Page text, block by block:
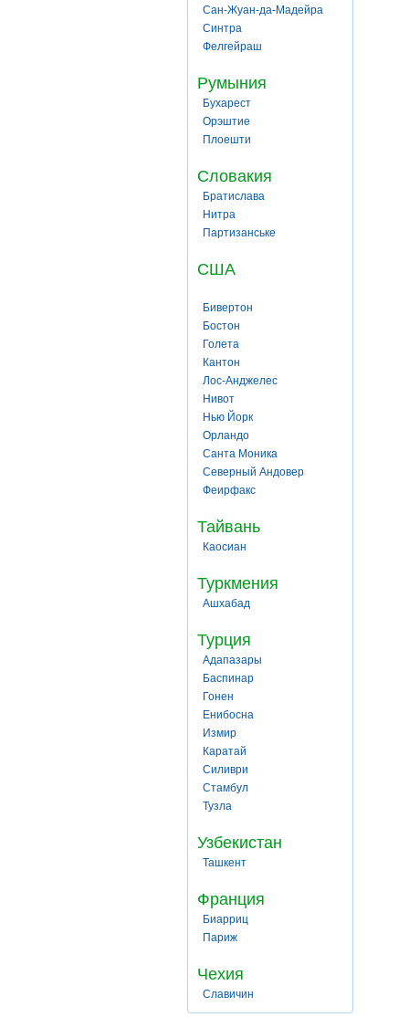
Сан-Жуан-да-Мадейра
Синтра
Фелгейраш
Румыния
Бухарест
Орэштие
Плоешти
Словакия
Братислава
Нитра
Партизанське
США
Бивертон
Бостон
Голета
Кантон
Лос-Анджелес
Нивот
Нью Йорк
Орландо
Санта Моника
Северный Андовер
Феирфакс
Тайвань
Каосиан
Туркмения
Ашхабад
Турция
Адапазары
Баспинар
Гонен
Енибосна
Измир
Каратай
Силиври
Стамбул
Тузла
Узбекистан
Ташкент
Франция
Биарриц
Париж
Чехия
Славичин